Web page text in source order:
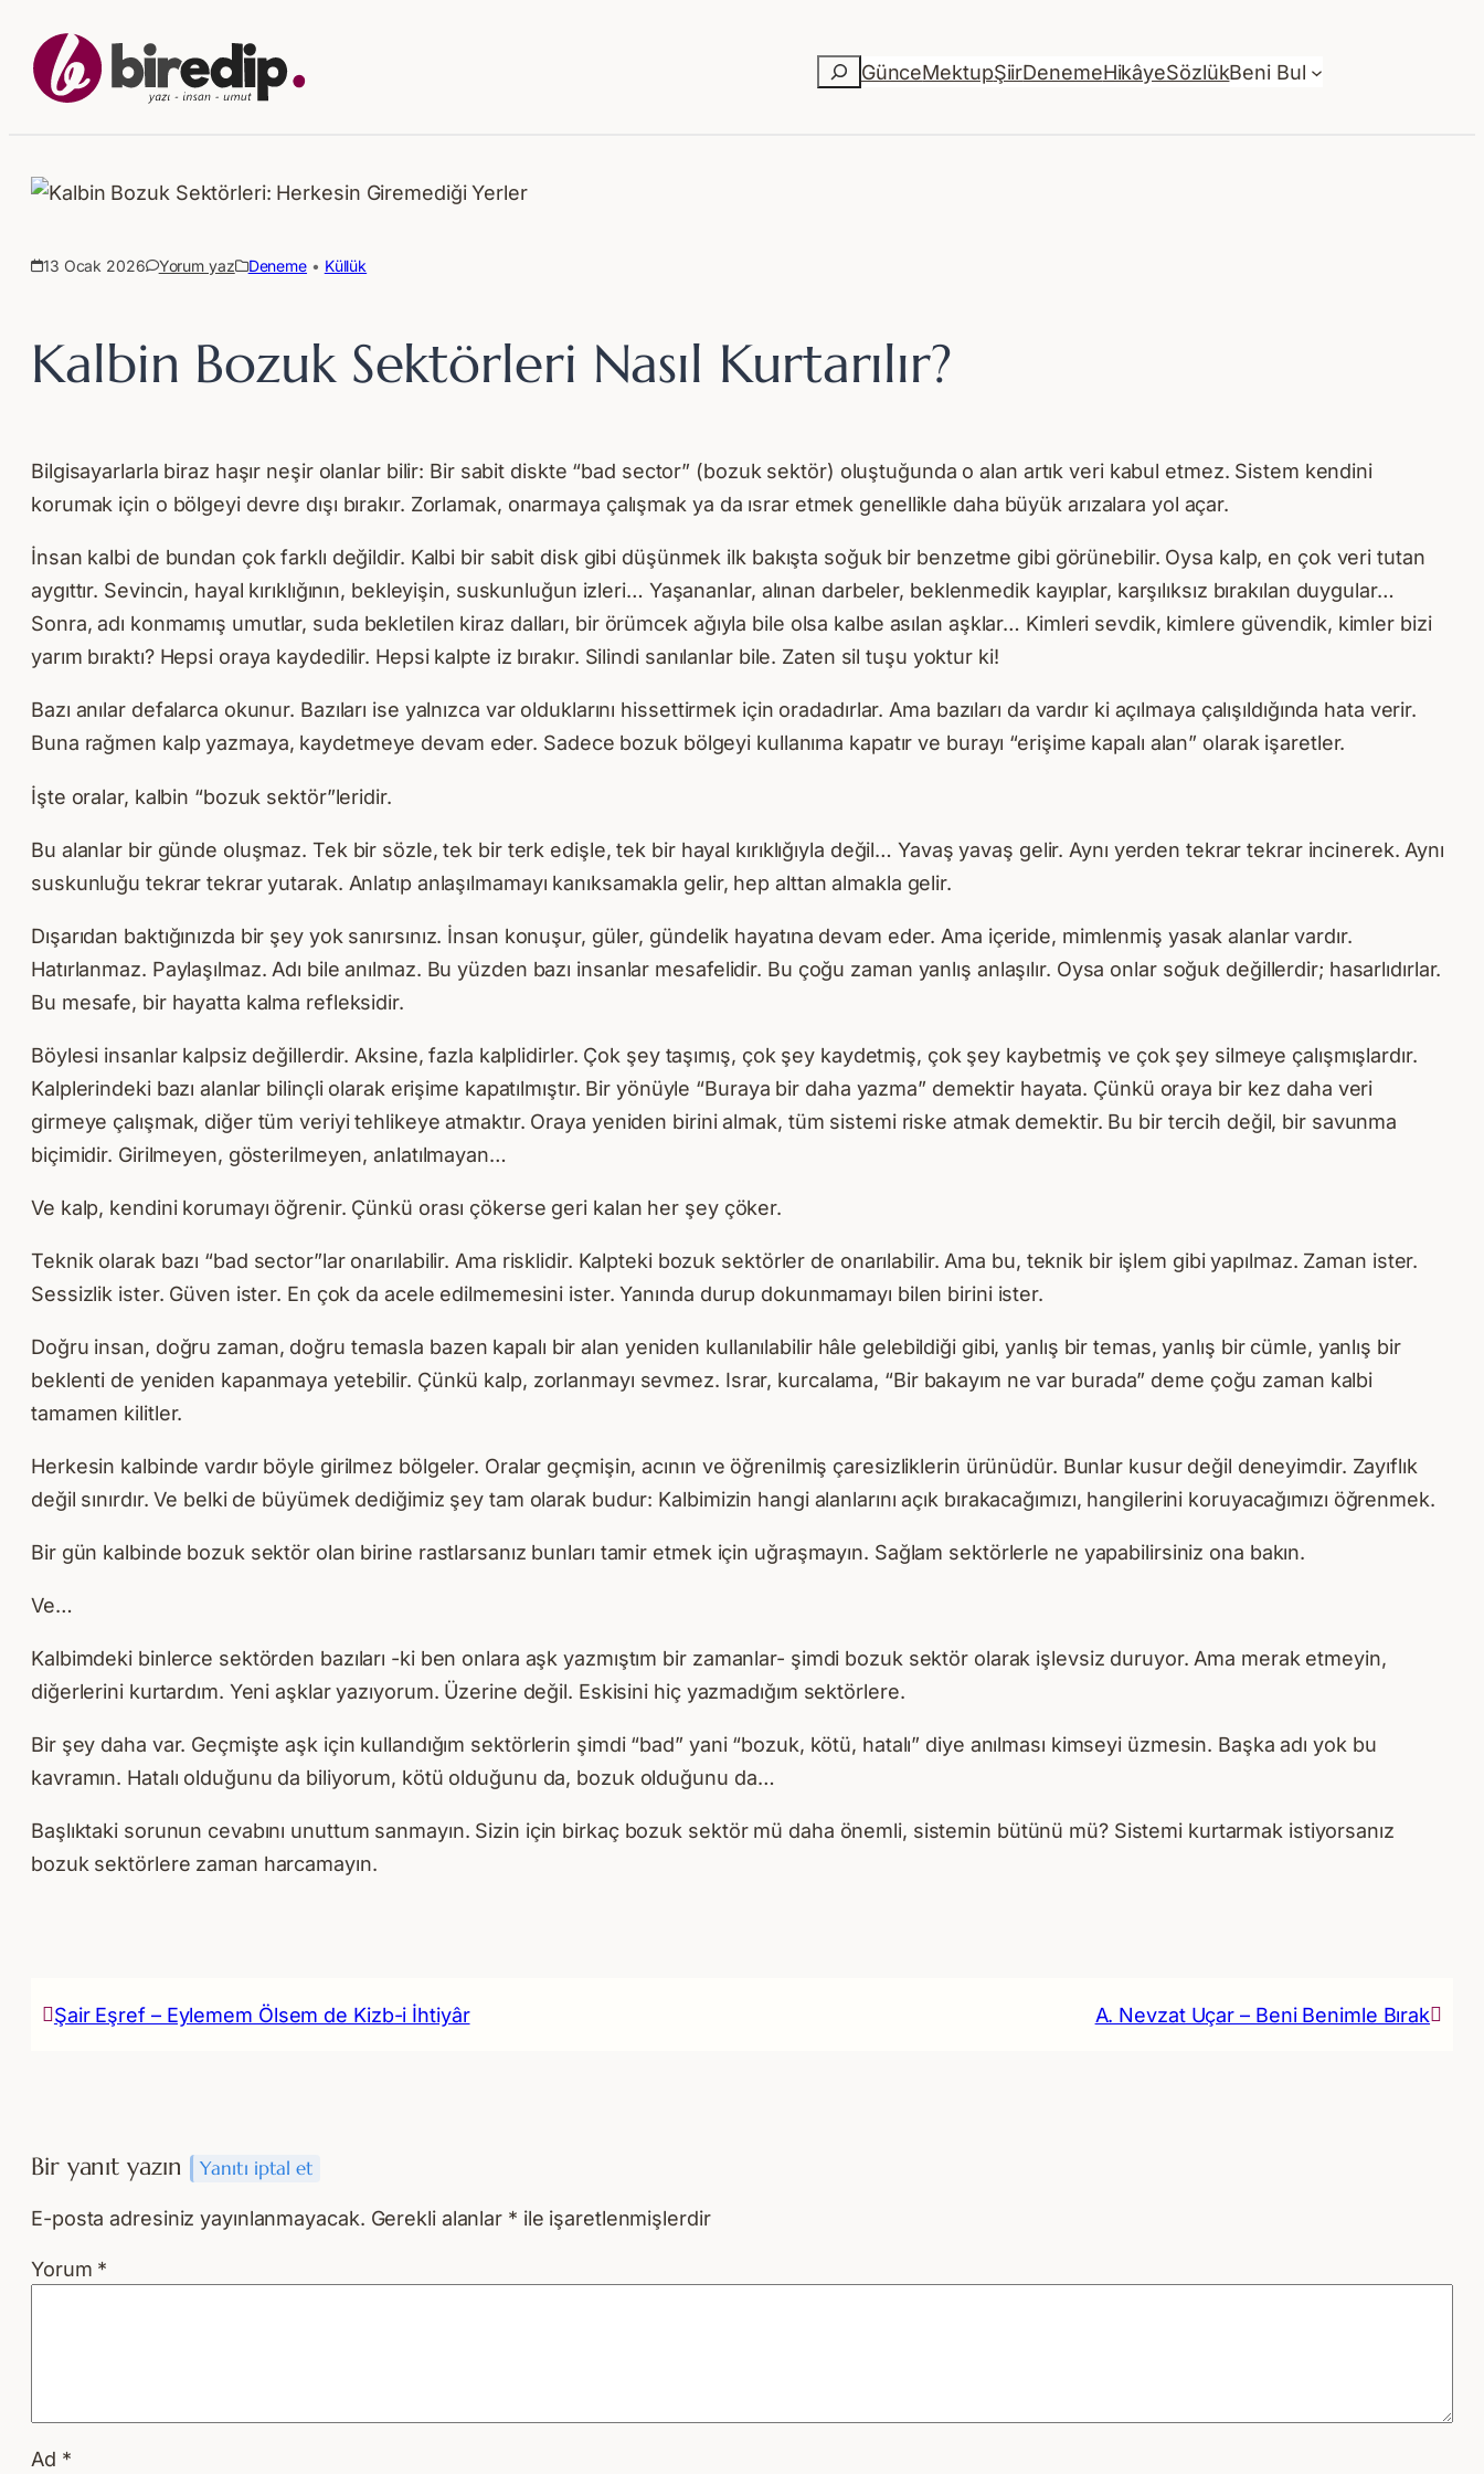
Ara GünceMektupŞiirDenemeHikâyeSözlükBeni Bul
13 Ocak 2026 Yorum yaz Deneme • Küllük
Kalbin Bozuk Sektörleri Nasıl Kurtarılır?
Bilgisayarlarla biraz haşır neşir olanlar bilir: Bir sabit diskte “bad sector” (bozuk sektör) oluştuğunda o alan artık veri kabul etmez. Sistem kendini
korumak için o bölgeyi devre dışı bırakır. Zorlamak, onarmaya çalışmak ya da ısrar etmek genellikle daha büyük arızalara yol açar.
İnsan kalbi de bundan çok farklı değildir. Kalbi bir sabit disk gibi düşünmek ilk bakışta soğuk bir benzetme gibi görünebilir. Oysa kalp, en çok veri tutan
aygıttır. Sevincin, hayal kırıklığının, bekleyişin, suskunluğun izleri… Yaşananlar, alınan darbeler, beklenmedik kayıplar, karşılıksız bırakılan duygular…
Sonra, adı konmamış umutlar, suda bekletilen kiraz dalları, bir örümcek ağıyla bile olsa kalbe asılan aşklar… Kimleri sevdik, kimlere güvendik, kimler bizi
yarım bıraktı? Hepsi oraya kaydedilir. Hepsi kalpte iz bırakır. Silindi sanılanlar bile. Zaten sil tuşu yoktur ki!
Bazı anılar defalarca okunur. Bazıları ise yalnızca var olduklarını hissettirmek için oradadırlar. Ama bazıları da vardır ki açılmaya çalışıldığında hata verir.
Buna rağmen kalp yazmaya, kaydetmeye devam eder. Sadece bozuk bölgeyi kullanıma kapatır ve burayı “erişime kapalı alan” olarak işaretler.
İşte oralar, kalbin “bozuk sektör”leridir.
Bu alanlar bir günde oluşmaz. Tek bir sözle, tek bir terk edişle, tek bir hayal kırıklığıyla değil… Yavaş yavaş gelir. Aynı yerden tekrar tekrar incinerek. Aynı
suskunluğu tekrar tekrar yutarak. Anlatıp anlaşılmamayı kanıksamakla gelir, hep alttan almakla gelir.
Dışarıdan baktığınızda bir şey yok sanırsınız. İnsan konuşur, güler, gündelik hayatına devam eder. Ama içeride, mimlenmiş yasak alanlar vardır.
Hatırlanmaz. Paylaşılmaz. Adı bile anılmaz. Bu yüzden bazı insanlar mesafelidir. Bu çoğu zaman yanlış anlaşılır. Oysa onlar soğuk değillerdir; hasarlıdırlar.
Bu mesafe, bir hayatta kalma refleksidir.
Böylesi insanlar kalpsiz değillerdir. Aksine, fazla kalplidirler. Çok şey taşımış, çok şey kaydetmiş, çok şey kaybetmiş ve çok şey silmeye çalışmışlardır.
Kalplerindeki bazı alanlar bilinçli olarak erişime kapatılmıştır. Bir yönüyle “Buraya bir daha yazma” demektir hayata. Çünkü oraya bir kez daha veri
girmeye çalışmak, diğer tüm veriyi tehlikeye atmaktır. Oraya yeniden birini almak, tüm sistemi riske atmak demektir. Bu bir tercih değil, bir savunma
biçimidir. Girilmeyen, gösterilmeyen, anlatılmayan…
Ve kalp, kendini korumayı öğrenir. Çünkü orası çökerse geri kalan her şey çöker.
Teknik olarak bazı “bad sector”lar onarılabilir. Ama risklidir. Kalpteki bozuk sektörler de onarılabilir. Ama bu, teknik bir işlem gibi yapılmaz. Zaman ister.
Sessizlik ister. Güven ister. En çok da acele edilmemesini ister. Yanında durup dokunmamayı bilen birini ister.
Doğru insan, doğru zaman, doğru temasla bazen kapalı bir alan yeniden kullanılabilir hâle gelebildiği gibi, yanlış bir temas, yanlış bir cümle, yanlış bir
beklenti de yeniden kapanmaya yetebilir. Çünkü kalp, zorlanmayı sevmez. Israr, kurcalama, “Bir bakayım ne var burada” deme çoğu zaman kalbi
tamamen kilitler.
Herkesin kalbinde vardır böyle girilmez bölgeler. Oralar geçmişin, acının ve öğrenilmiş çaresizliklerin ürünüdür. Bunlar kusur değil deneyimdir. Zayıflık
değil sınırdır. Ve belki de büyümek dediğimiz şey tam olarak budur: Kalbimizin hangi alanlarını açık bırakacağımızı, hangilerini koruyacağımızı öğrenmek.
Bir gün kalbinde bozuk sektör olan birine rastlarsanız bunları tamir etmek için uğraşmayın. Sağlam sektörlerle ne yapabilirsiniz ona bakın.
Ve…
Kalbimdeki binlerce sektörden bazıları -ki ben onlara aşk yazmıştım bir zamanlar- şimdi bozuk sektör olarak işlevsiz duruyor. Ama merak etmeyin,
diğerlerini kurtardım. Yeni aşklar yazıyorum. Üzerine değil. Eskisini hiç yazmadığım sektörlere.
Bir şey daha var. Geçmişte aşk için kullandığım sektörlerin şimdi “bad” yani “bozuk, kötü, hatalı” diye anılması kimseyi üzmesin. Başka adı yok bu
kavramın. Hatalı olduğunu da biliyorum, kötü olduğunu da, bozuk olduğunu da…
Başlıktaki sorunun cevabını unuttum sanmayın. Sizin için birkaç bozuk sektör mü daha önemli, sistemin bütünü mü? Sistemi kurtarmak istiyorsanız
bozuk sektörlere zaman harcamayın.
Şair Eşref – Eylemem Ölsem de Kizb-i İhtiyâr A. Nevzat Uçar – Beni Benimle Bırak
Bir yanıt yazın Yanıtı iptal et
E-posta adresiniz yayınlanmayacak. Gerekli alanlar * ile işaretlenmişlerdir
Yorum *
Ad *